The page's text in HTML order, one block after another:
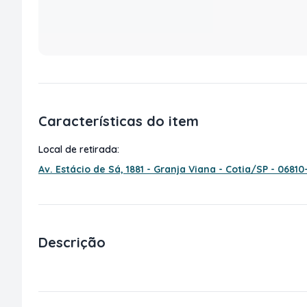
Características do item
Local de retirada:
Av. Estácio de Sá, 1881 - Granja Viana - Cotia/SP -
Descrição